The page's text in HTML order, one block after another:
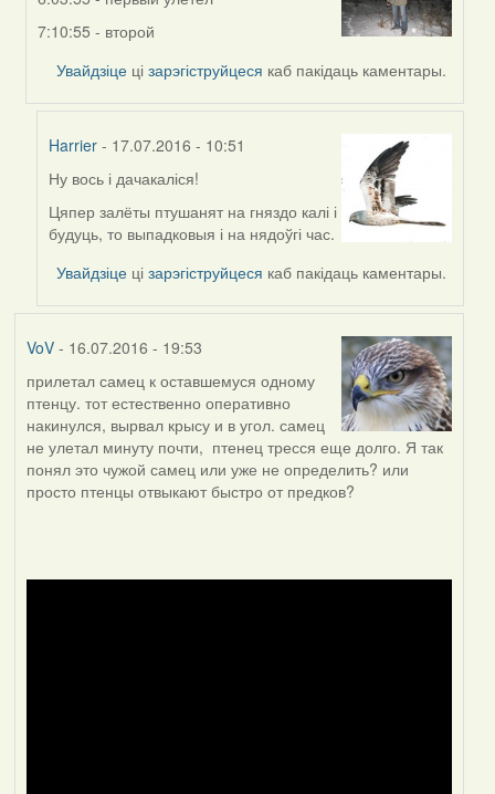
In
reply
Жанна
7:10:55 - второй
Увайдзіце цізарэгіструйцеся каб пакідаць каментары.
Harrier - 17.07.2016 - 10:51
In
reply
to
gostik
Ну вось і дачакаліся!
Цяпер залёты птушанят на гняздо калі і
будуць, то выпадковыя і на нядоўгі час.
Увайдзіце цізарэгіструйцеся каб пакідаць каментары.
VoV- 16.07.2016 - 19:53
прилетал самец к оставшемуся одному
птенцу. тот естественно оперативно
накинулся, вырвал крысу и в угол. самец
не улетал минуту почти, птенец тресся еще долго. Я так
понял это чужой самец или уже не определить? или
просто птенцы отвыкают быстро от предков?